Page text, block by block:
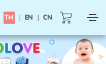
TH | EN | CN